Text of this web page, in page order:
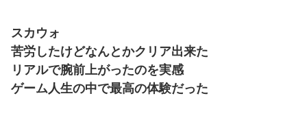
スカウォ
苦労したけどなんとかクリア出来た
リアルで腕前上がったのを実感
ゲーム人生の中で最高の体験だった